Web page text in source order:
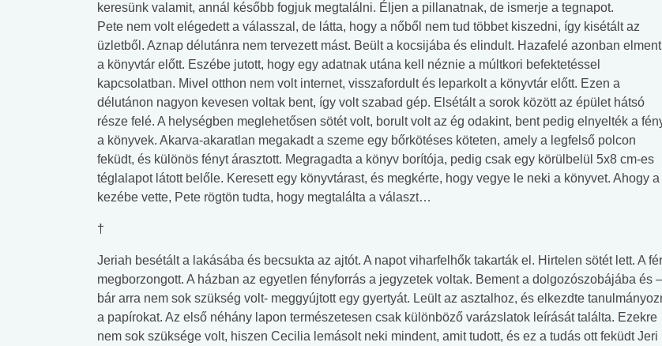
keresünk valamit, annál később fogjuk megtalálni. Éljen a pillanatnak, de ismerje a tegnapot.
Pete nem volt elégedett a válasszal, de látta, hogy a nőből nem tud többet kiszedni, így kisétált az
üzletből. Aznap délutánra nem tervezett mást. Beült a kocsijába és elindult. Hazafelé azonban elment
a könyvtár előtt. Eszébe jutott, hogy egy adatnak utána kell néznie a múltkori befektetéssel
kapcsolatban. Mivel otthon nem volt internet, visszafordult és leparkolt a könyvtár előtt. Ezen a
délutánon nagyon kevesen voltak bent, így volt szabad gép. Elsétált a sorok között az épület hátsó
része felé. A helységben meglehetősen sötét volt, borult volt az ég odakint, bent pedig elnyelték a
a könyvek. Akarva-akaratlan megakadt a szeme egy bőrkötéses köteten, amely a legfelső polcon
feküdt, és különös fényt árasztott. Megragadta a könyv borítója, pedig csak egy körülbelül 5x8 cm-es
téglalapot látott belőle. Keresett egy könyvtárast, és megkérte, hogy vegye le neki a könyvet. Ahogy a
kezébe vette, Pete rögtön tudta, hogy megtalálta a választ…
†
Jeriah besétált a lakásába és becsukta az ajtót. A napot viharfelhők takarták el. Hirtelen sötét lett. A
megborzongott. A házban az egyetlen fényforrás a jegyzetek voltak. Bement a dolgozószobájába és –
bár arra nem sok szükség volt- meggyújtott egy gyertyát. Leült az asztalhoz, és elkezdte
a papírokat. Az első néhány lapon természetesen csak különböző varázslatok leírását találta. Ezekre
nem sok szüksége volt, hiszen Cecilia lemásolt neki mindent, amit tudott, és ez a tudás ott feküdt Jeri